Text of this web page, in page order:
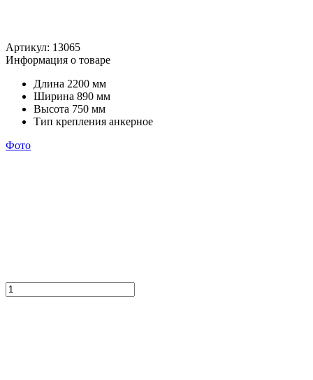
Артикул: 13065
Информация о товаре
Длина 2200 мм
Ширина 890 мм
Высота 750 мм
Тип крепления анкерное
Фото